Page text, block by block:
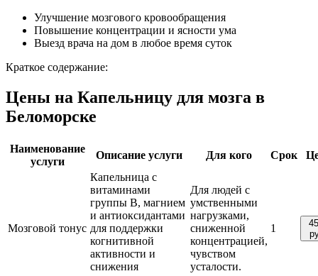
Улучшение мозгового кровообращения
Повышение концентрации и ясности ума
Выезд врача на дом в любое время суток
Краткое содержание:
Цены на Капельницу для мозга в
Беломорске
Наименование
услуги
Описание услуги Для кого Срок
Мозговой тонус
Капельница с
витаминами
группы B, магнием
и антиоксидантами
для поддержки
когнитивной
активности и
снижения
Для людей с
умственными
нагрузками,
сниженной
концентрацией,
чувством
усталости.
1